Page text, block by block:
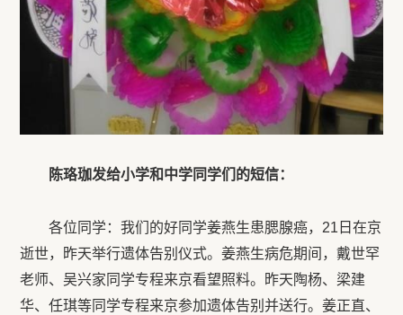
陈珞珈发给小学和中学同学们的短信：
各位同学：我们的好同学姜燕生患腮腺癌，21日在京
逝世，昨天举行遗体告别仪式。姜燕生病危期间，戴世罕
老师、吴兴家同学专程来京看望照料。昨天陶杨、梁建
华、任琪等同学专程来京参加遗体告别并送行。姜正直、